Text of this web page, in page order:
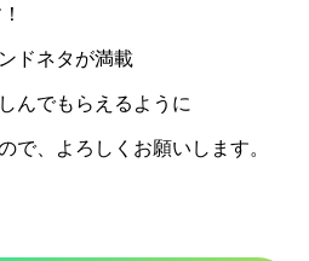
ドネタが満載
んでもらえるように
で、よろしくお願いします。